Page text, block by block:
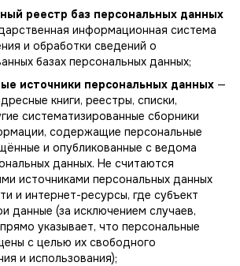
реестр баз персональных данных
информационная система
и обработки сведений о
базах персональных данных;
источники персональных данных —
книги, реестры, списки,
систематизированные сборники
содержащие персональные
и опубликованные с ведома
данных. Не считаются
источниками персональных данных
и интернет-ресурсы, где субъект
данные (за исключением случаев,
указывает, что персональные
с целью их свободного
и использования);